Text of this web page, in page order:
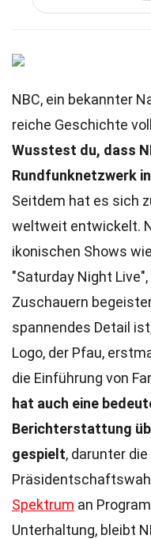
NBC, ein bekannter
reiche Geschichte
Wusstest du, dass
Rundfunknetzwerk
Seitdem hat es sich
weltweit entwickelt.
ikonischen Shows
"Saturday Night
Zuschauern
spannendes Detail
Logo, der Pfau,
die Einführung von
hat auch eine
Berichterstattung
gespielt, darunter
Spektrum an
Unterhaltung, bleibt